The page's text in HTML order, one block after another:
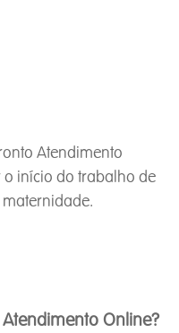
Atendimento
início do trabalho de
Online?